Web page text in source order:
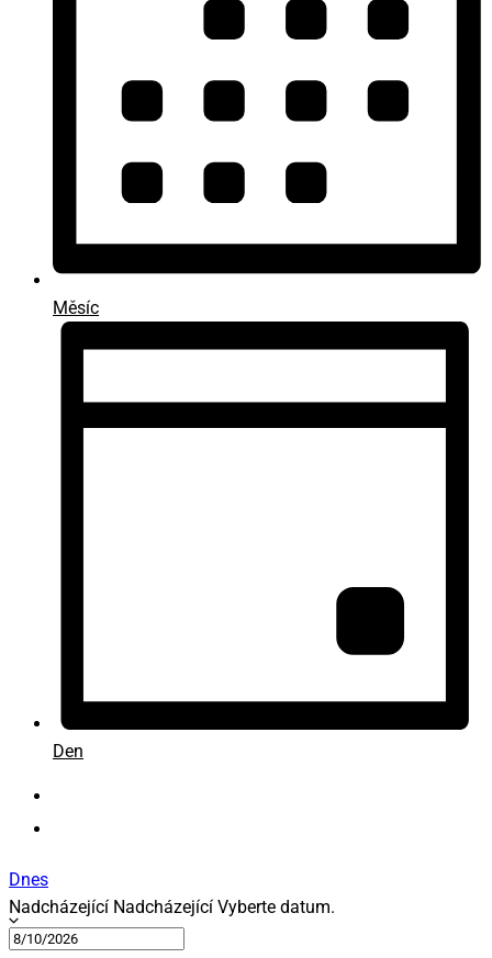
Měsíc
Den
Dnes
Nadcházející Nadcházející Vyberte datum.